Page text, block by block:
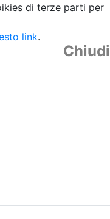
di terze parti per
link.
Chiudi